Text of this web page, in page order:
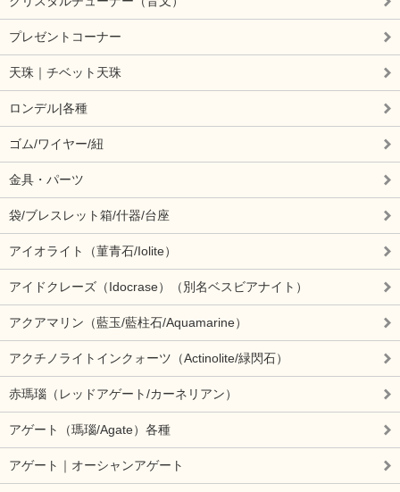
プレゼントコーナー
天珠｜チベット天珠
ロンデル|各種
ゴム/ワイヤー/紐
金具・パーツ
袋/ブレスレット箱/什器/台座
アイオライト（菫青石/Iolite）
アイドクレーズ（Idocrase）（別名ベスビアナイト）
アクアマリン（藍玉/藍柱石/Aquamarine）
アクチノライトインクォーツ（Actinolite/緑閃石）
赤瑪瑙（レッドアゲート/カーネリアン）
アゲート（瑪瑙/Agate）各種
アゲート｜オーシャンアゲート